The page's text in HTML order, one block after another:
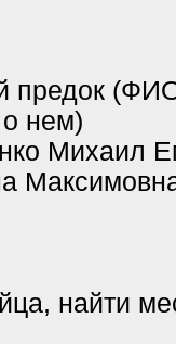
предок
нем)
Михаил
найти